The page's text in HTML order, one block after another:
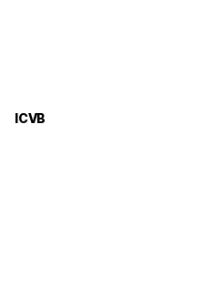
ICVB